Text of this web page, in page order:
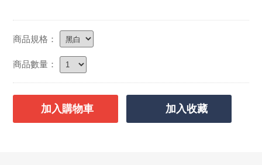
商品規格：
商品數量：
加入購物車 加入收藏